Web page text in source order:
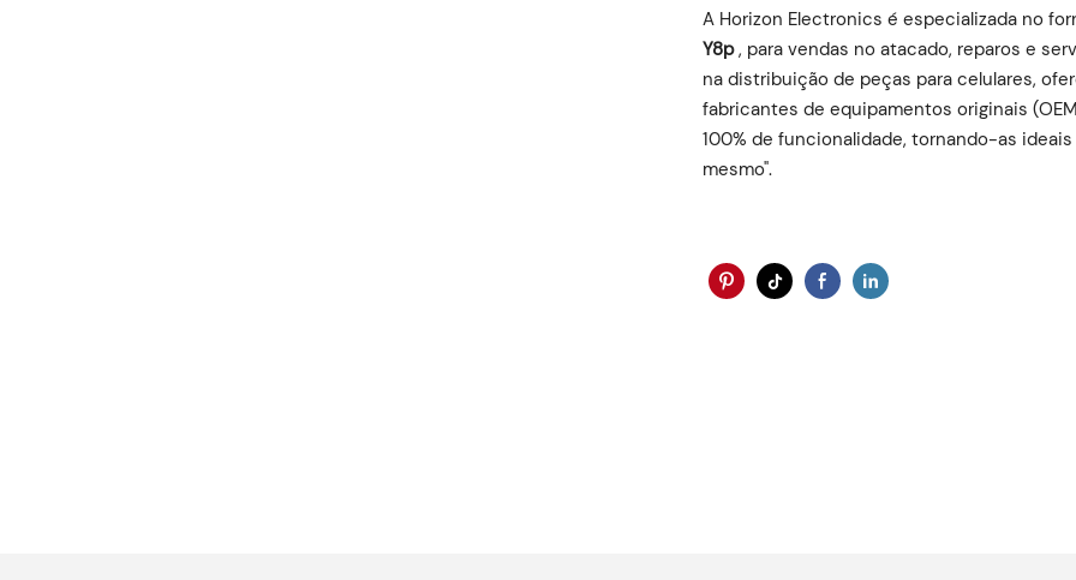
A Horizon Electronics é especializada no
Y8p, para vendas no atacado, reparos e
na distribuição de peças para celulares,
fabricantes de equipamentos originais
100% de funcionalidade, tornando-as
mesmo".